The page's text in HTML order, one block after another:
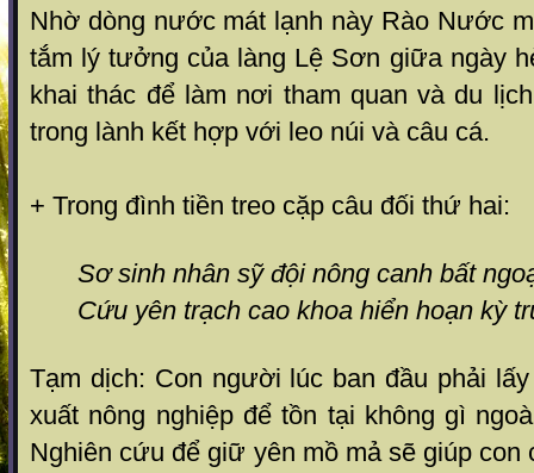
Nhờ dòng nước mát lạnh này Rào Nước
tắm lý tưởng của làng Lệ Sơn giữa ngày
khai thác để làm nơi tham quan và du
trong lành kết hợp với leo núi và câu cá.
+ Trong đình tiền treo cặp câu đối thứ hai:
Sơ sinh nhân sỹ đội nông canh bất
Cứu yên trạch cao khoa hiển hoạn kỳ
Tạm dịch: Con người lúc ban đầu phải
xuất nông nghiệp để tồn tại không gì
Nghiên cứu để giữ yên mồ mả sẽ giúp con